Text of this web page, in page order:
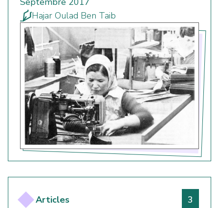
Hajar Oulad Ben Taib
Articles Numéro
3